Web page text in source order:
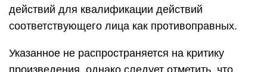
действий для квалификации действий
соответствующего лица как противоправных.
Указанное не распространяется на критику
произведения, однако следует отметить, что